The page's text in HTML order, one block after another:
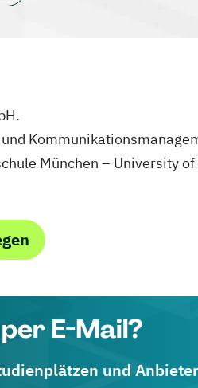
München – University
E-Mail?
und